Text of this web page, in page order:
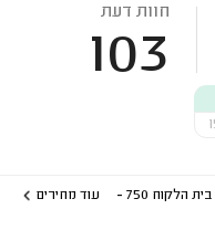
חוות דעת
103
750 -
עוד מחירים